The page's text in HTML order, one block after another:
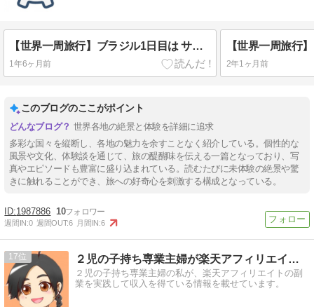
【世界一周旅行】ブラジル1日目は サンパウロ 観光！リベルダーデと味噌ラーメンとブラジル日本移民史料館｜15日目
1年6ヶ月前 2年1ヶ月前
このブログのここがポイント
世界各地の絶景と体験を詳細に追求
多彩な国々を縦断し、各地の魅力を余すことなく紹介している。個性的な
風景や文化、体験談を通じて、旅の醍醐味を伝える一篇となっており、写
真やエピソードも豊富に盛り込まれている。読むたびに未体験の絶景や驚
きに触れることができ、旅への好奇心を刺激する構成となっている。
1987886 10
週間IN:0 週間OUT:6 月間IN:6
17 ２児の子持ち専業主婦が楽天アフィリエイトで稼ぐブログ♪
２児の子持ち専業主婦の私が、楽天アフィリエイトの副
業を実践して収入を得ている情報を載せています。